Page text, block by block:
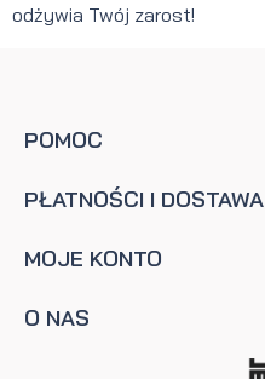
odżywia Twój zarost!
POMOC
PŁATNOŚCI I DOSTAWA
MOJE KONTO
O NAS